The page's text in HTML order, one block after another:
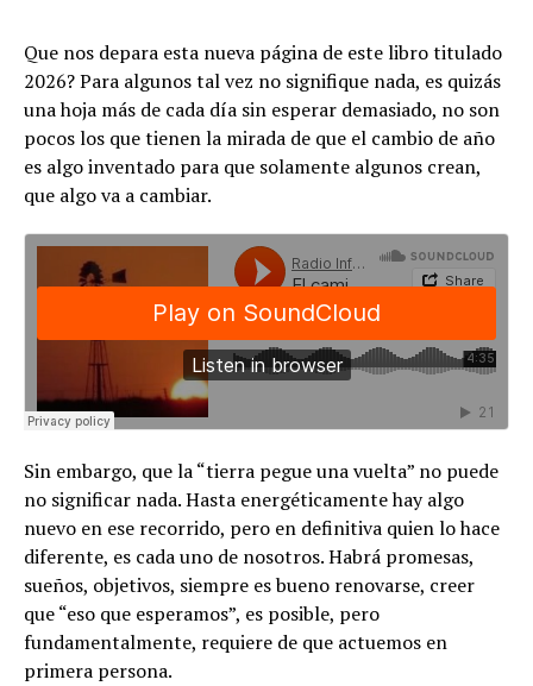
Que nos depara esta nueva página de este libro titulado
2026? Para algunos tal vez no signifique nada, es quizás
una hoja más de cada día sin esperar demasiado, no son
pocos los que tienen la mirada de que el cambio de año
es algo inventado para que solamente algunos crean,
que algo va a cambiar.
Sin embargo, que la “tierra pegue una vuelta” no puede
no significar nada. Hasta energéticamente hay algo
nuevo en ese recorrido, pero en definitiva quien lo hace
diferente, es cada uno de nosotros. Habrá promesas,
sueños, objetivos, siempre es bueno renovarse, creer
que “eso que esperamos”, es posible, pero
fundamentalmente, requiere de que actuemos en
primera persona.